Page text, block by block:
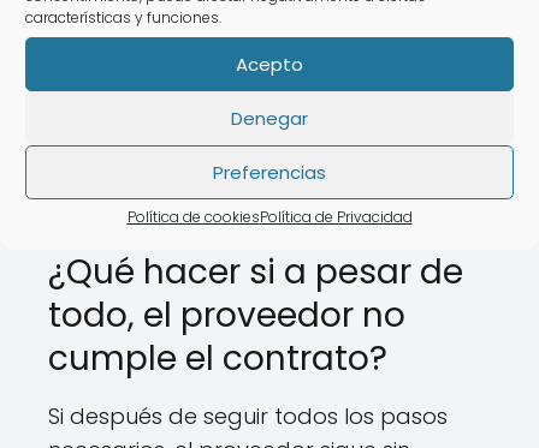
características y funciones.
Acepto
Denegar
Preferencias
Política de cookiesPolítica de Privacidad
cumplimiento.
Implementar estas medidas puede
ayudarte a minimizar los riesgos y
garantizar que tu relación comercial se
mantenga saludable.
¿Qué hacer si a pesar de
todo, el proveedor no
cumple el contrato?
Si después de seguir todos los pasos